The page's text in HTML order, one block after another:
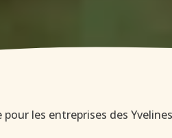
les entreprises des Yvelines